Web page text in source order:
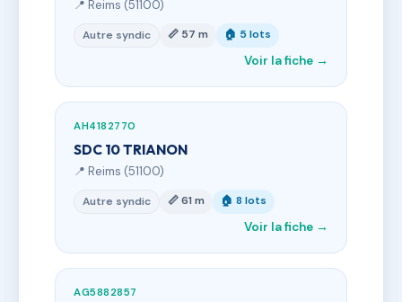
📍 Reims (51100)
Autre syndic 📏 57 m 🏠 5 lots
Voir la fiche →
AH4182770
SDC 10 TRIANON
📍 Reims (51100)
Autre syndic 📏 61 m 🏠 8 lots
Voir la fiche →
AG5882857